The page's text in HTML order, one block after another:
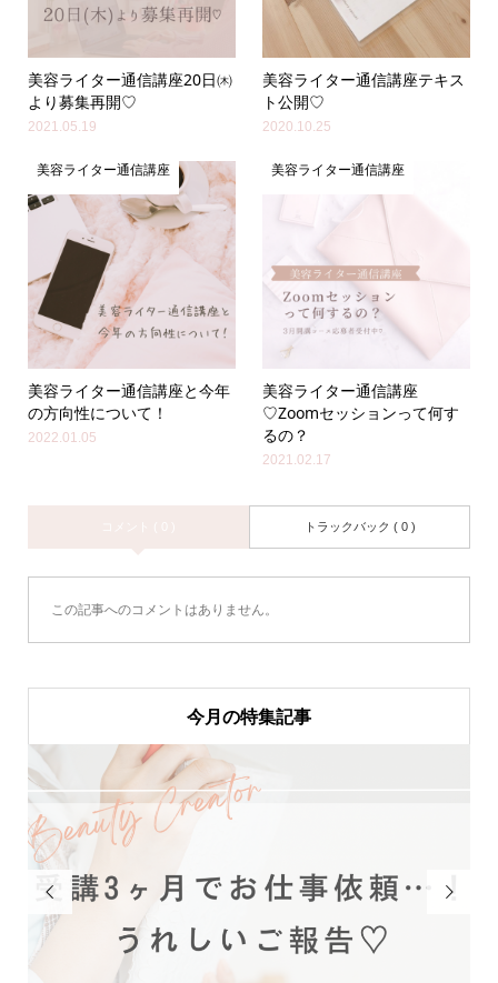
美容ライター通信講座20日㈭
より募集再開♡
2021.05.19
美容ライター通信講座テキス
ト公開♡
2020.10.25
美容ライター通信講座
美容ライター通信講座と今年
の方向性について！
2022.01.05
美容ライター通信講座
美容ライター通信講座
♡Zoomセッションって何す
るの？
2021.02.17
トラックバック ( 0 )
この記事へのコメントはありません。
今月の特集記事
 